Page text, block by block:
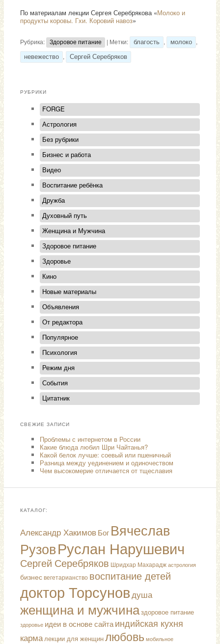
По материалам лекции Сергея Серебрякова «Молоко и
продукты коровы. Гхи. Коровий навоз»
Рубрика: Здоровое питание | Метки: благость , молоко ,
невежество , Сергей Серебряков
РУБРИКИ
FORGE
Астрология
Без рубрики
Бизнес и работа
Видео
Воспитание ребёнка
Дружба
Духовный путь
Женщина и Мужчина
Здоровое питание
Здоровье
Кино
Новые материалы
Объявления
От редактора
Популярное
Психология
Режим дня
События
Цитатник
СВЕЖИЕ ЗАПИСИ
Проблемы с интернетом в России
Какие блюда любил Шри Чайтанья?
Какой белок лучше: соевый или пшеничный
Разница между уединением и одиночеством
Чем высокомерие отличается от тщеславия
КАТАЛОГ:
Александр ХакимовБог Вячеслав
РузовРуслан Нарушевич
Сергей Серебряков Шридхар Махараджастрология
бизнесвегетарианство воспитание детей
доктор Торсунов душа
женщина и мужчиназдоровое питание
здоровье идеи в основе сайтаиндийская кухня
карма лекции для женщинлюбовь мобильное